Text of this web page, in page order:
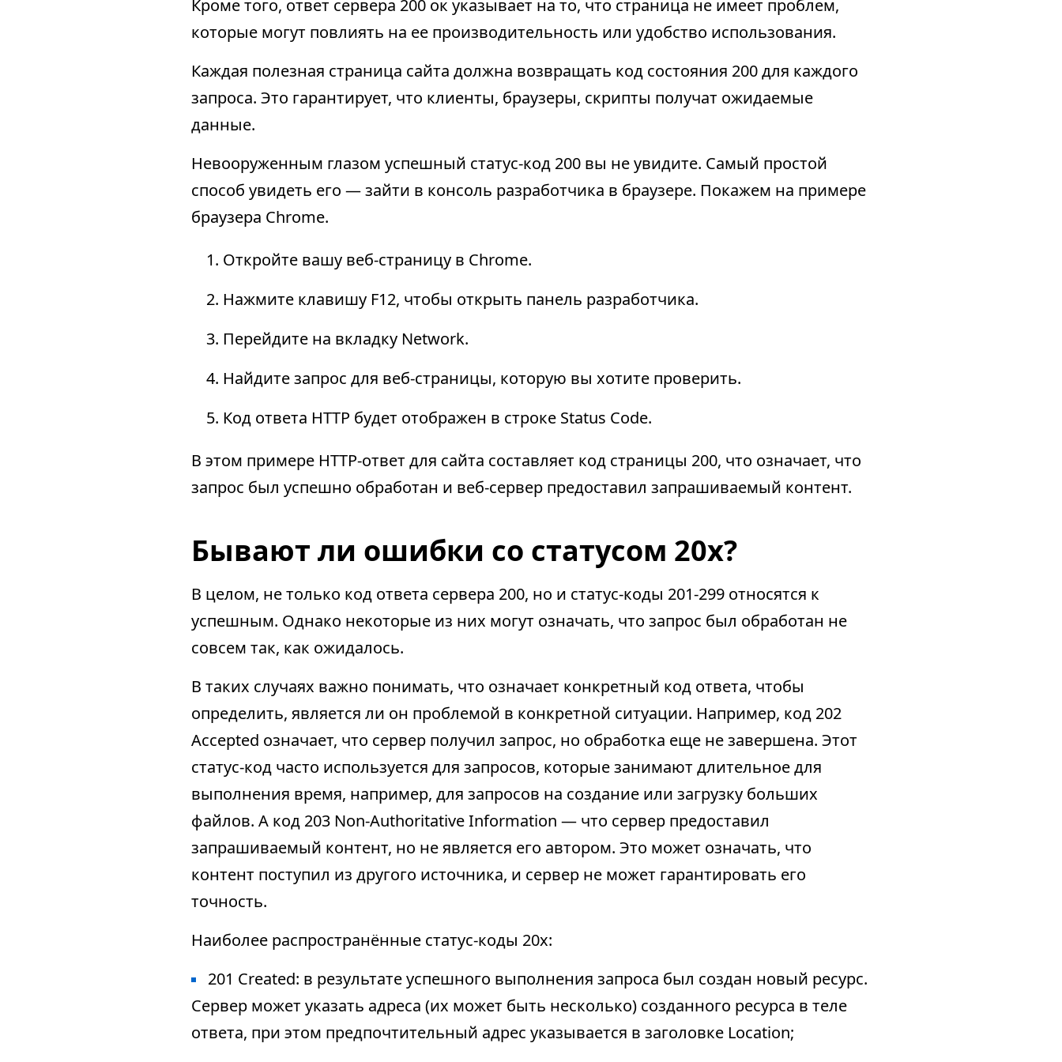
Кроме того, ответ сервера 200 ок указывает на то, что страница не имеет проблем,
которые могут повлиять на ее производительность или удобство использования.
Каждая полезная страница сайта должна возвращать код состояния 200 для каждого
запроса. Это гарантирует, что клиенты, браузеры, скрипты получат ожидаемые
данные.
Невооруженным глазом успешный статус-код 200 вы не увидите. Самый простой
способ увидеть его — зайти в консоль разработчика в браузере. Покажем на примере
браузера Chrome.
Откройте вашу веб-страницу в Chrome.
Нажмите клавишу F12, чтобы открыть панель разработчика.
Перейдите на вкладку Network.
Найдите запрос для веб-страницы, которую вы хотите проверить.
Код ответа HTTP будет отображен в строке Status Code.
В этом примере HTTP-ответ для сайта составляет код страницы 200, что означает, что
запрос был успешно обработан и веб-сервер предоставил запрашиваемый контент.
Бывают ли ошибки со статусом 20х?
В целом, не только код ответа сервера 200, но и статус-коды 201-299 относятся к
успешным. Однако некоторые из них могут означать, что запрос был обработан не
совсем так, как ожидалось.
В таких случаях важно понимать, что означает конкретный код ответа, чтобы
определить, является ли он проблемой в конкретной ситуации. Например, код 202
Accepted означает, что сервер получил запрос, но обработка еще не завершена. Этот
статус-код часто используется для запросов, которые занимают длительное для
выполнения время, например, для запросов на создание или загрузку больших
файлов. А код 203 Non-Authoritative Information — что сервер предоставил
запрашиваемый контент, но не является его автором. Это может означать, что
контент поступил из другого источника, и сервер не может гарантировать его
точность.
Наиболее распространённые статус-коды 20х:
201 Created: в результате успешного выполнения запроса был создан новый ресурс.
Сервер может указать адреса (их может быть несколько) созданного ресурса в теле
ответа, при этом предпочтительный адрес указывается в заголовке Location;